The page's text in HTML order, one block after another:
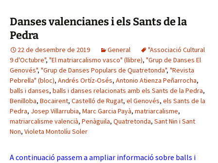
Danses valencianes i els Sants de la
Pedra
22 de desembre de 2019 General
"Associació Cultural
9 d'Octubre", "El matriarcalismo vasco" (llibre), "Grup de Danses El
Genovés", "Grup de Danses Populars de Quatretonda", "Revista
Pebrella" (bloc), Andrés Ortíz-Osés, Antonio Atienza Peñarrocha,
balls i danses, balls i danses relacionats amb els Sants de la Pedra,
Benilloba, Bocairent, Castelló de Rugat, el Genovés, els Sants de la
Pedra, Josep Villarrubia, Marc Garcia Payà, matriarcalisme,
matriarcalisme valencià, Penàguila, Quatretonda, Sant Nin i Sant
Non, Violeta Montolíu Soler
A continuació passem a ampliar informació sobre balls i